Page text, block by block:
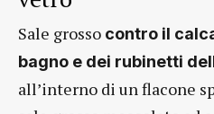
Sale grosso contro il
bagno e dei rubinetti
all’interno di un flacone